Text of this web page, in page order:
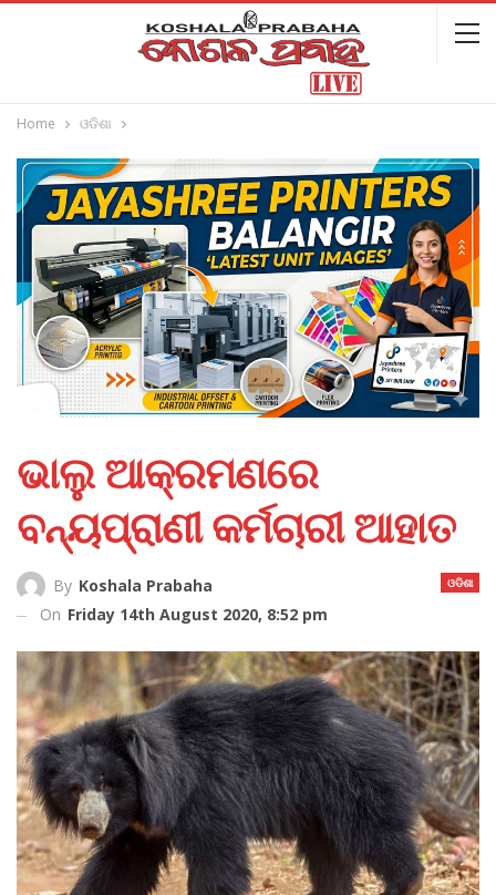
Home ଓଡିଶା
ଭାଲୁ ଆକ୍ରମଣରେ
ବନ୍ୟପ୍ରାଣୀ କର୍ମଚାରୀ ଆହାତ
ଓଡିଶା
By Koshala Prabaha
On Friday 14th August 2020, 8:52 pm